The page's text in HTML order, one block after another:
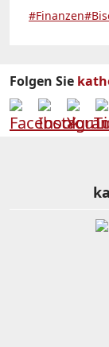
#Finanzen
Folgen Sie